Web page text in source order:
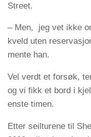
Street.
– Men, jeg vet ikke
kveld uten
mente han.
Vel verdt et forsøk,
og vi fikk et bord i
enste timen.
Etter seilturene til